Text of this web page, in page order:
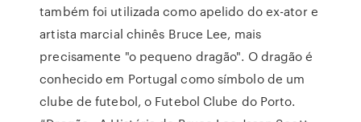
também foi utilizada como apelido do ex-ator e
artista marcial chinês Bruce Lee, mais
precisamente "o pequeno dragão". O dragão é
conhecido em Portugal como símbolo de um
clube de futebol, o Futebol Clube do Porto.